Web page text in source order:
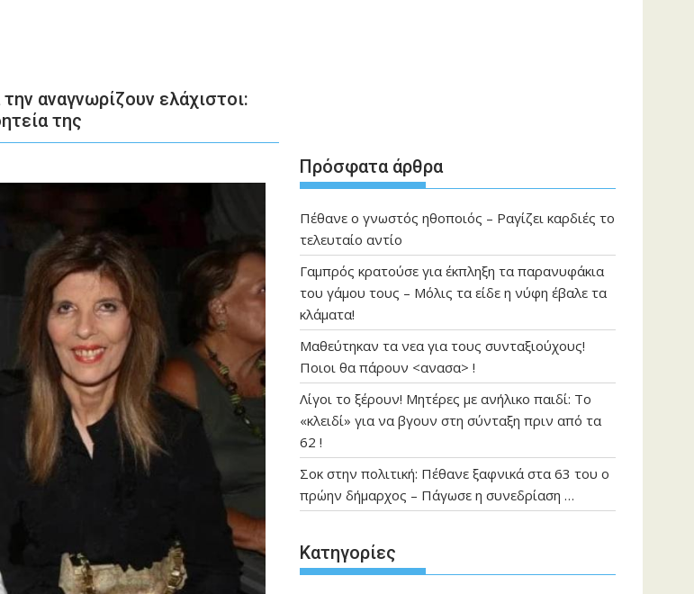
αναγνωρίζουν ελάχιστοι:
της
Πρόσφατα άρθρα
Πέθανε ο γνωστός ηθοποιός – Ραγίζει καρδιές το
τελευταίο αντίο
Γαμπρός κρατούσε για έκπληξη τα παρανυφάκια
του γάμου τους – Μόλις τα είδε η νύφη έβαλε τα
κλάματα!
Μαθεύτηκαν τα νεα για τους συνταξιούχους!
Ποιοι θα πάρουν <ανασα> !
Λίγοι το ξέρουν! Μητέρες με ανήλικο παιδί: Το
«κλειδί» για να βγουν στη σύνταξη πριν από τα
62 !
Σοκ στην πολιτική: Πέθανε ξαφνικά στα 63 του ο
πρώην δήμαρχος – Πάγωσε η συνεδρίαση …
Kατηγορίες